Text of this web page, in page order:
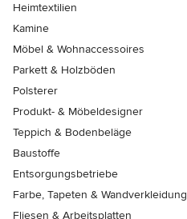
Heimtextilien
Kamine
Möbel & Wohnaccessoires
Parkett & Holzböden
Polsterer
Produkt- & Möbeldesigner
Teppich & Bodenbeläge
Baustoffe
Entsorgungsbetriebe
Farbe, Tapeten & Wandverkleidung
Fliesen & Arbeitsplatten